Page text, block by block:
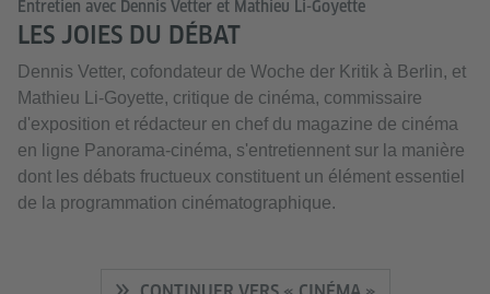
Entretien avec Dennis Vetter et Mathieu Li-Goyette
LES JOIES DU DÉBAT
Dennis Vetter, cofondateur de Woche der Kritik à Berlin, et
Mathieu Li-Goyette, critique de cinéma, commissaire
d'exposition et rédacteur en chef du magazine de cinéma
en ligne Panorama-cinéma, s'entretiennent sur la manière
dont les débats fructueux constituent un élément essentiel
de la programmation cinématographique.